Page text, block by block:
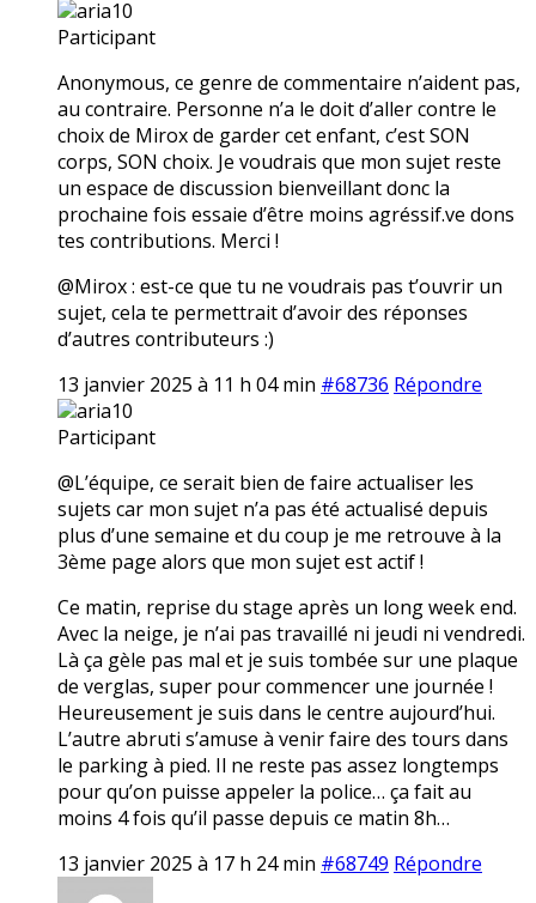
aria10
Participant
Anonymous, ce genre de commentaire n’aident pas,
au contraire. Personne n’a le doit d’aller contre le
choix de Mirox de garder cet enfant, c’est SON
corps, SON choix. Je voudrais que mon sujet reste
un espace de discussion bienveillant donc la
prochaine fois essaie d’être moins agréssif.ve dons
tes contributions. Merci !
@Mirox : est-ce que tu ne voudrais pas t’ouvrir un
sujet, cela te permettrait d’avoir des réponses
d’autres contributeurs :)
13 janvier 2025 à 11 h 04 min #68736 Répondre
aria10
Participant
@L’équipe, ce serait bien de faire actualiser les
sujets car mon sujet n’a pas été actualisé depuis
plus d’une semaine et du coup je me retrouve à la
3ème page alors que mon sujet est actif !
Ce matin, reprise du stage après un long week end.
Avec la neige, je n’ai pas travaillé ni jeudi ni vendredi.
Là ça gèle pas mal et je suis tombée sur une plaque
de verglas, super pour commencer une journée !
Heureusement je suis dans le centre aujourd’hui.
L’autre abruti s’amuse à venir faire des tours dans
le parking à pied. Il ne reste pas assez longtemps
pour qu’on puisse appeler la police… ça fait au
moins 4 fois qu’il passe depuis ce matin 8h…
13 janvier 2025 à 17 h 24 min #68749 Répondre